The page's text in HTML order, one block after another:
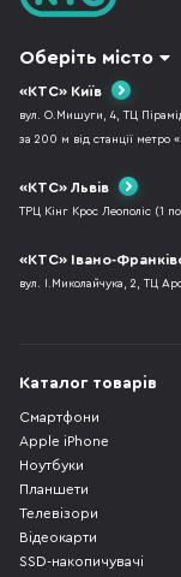
Оберіть місто
«КТС» Київ
вул. О.Мишуги, 4, ТЦ
за 200 м від станції метро
«КТС» Львів
ТРЦ Кінг Крос Леополіс (1
«КТС» Івано-
вул. І.Миколайчука, 2, ТЦ
Каталог товарів
Смартфони
Apple iPhone
Ноутбуки
Планшети
Телевізори
Відеокарти
SSD-накопичувачі